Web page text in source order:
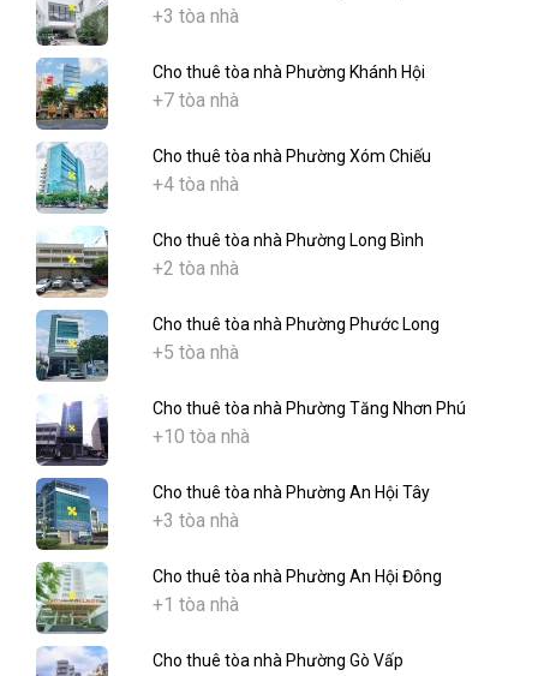
+3 tòa nhà
Cho thuê tòa nhà Phường Khánh Hội
+7 tòa nhà
Cho thuê tòa nhà Phường Xóm Chiếu
+4 tòa nhà
Cho thuê tòa nhà Phường Long Bình
+2 tòa nhà
Cho thuê tòa nhà Phường Phước Long
+5 tòa nhà
Cho thuê tòa nhà Phường Tăng Nhơn Phú
+10 tòa nhà
Cho thuê tòa nhà Phường An Hội Tây
+3 tòa nhà
Cho thuê tòa nhà Phường An Hội Đông
+1 tòa nhà
Cho thuê tòa nhà Phường Gò Vấp